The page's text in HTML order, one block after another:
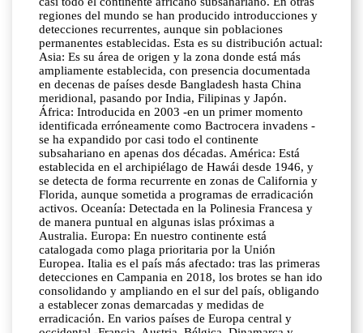
regiones del mundo se han producido introducciones y
detecciones recurrentes, aunque sin poblaciones
permanentes establecidas. Esta es su distribución actual:
Asia: Es su área de origen y la zona donde está más
ampliamente establecida, con presencia documentada
en decenas de países desde Bangladesh hasta China
meridional, pasando por India, Filipinas y Japón.
África: Introducida en 2003 -en un primer momento
identificada erróneamente como Bactrocera invadens -
se ha expandido por casi todo el continente
subsahariano en apenas dos décadas. América: Está
establecida en el archipiélago de Hawái desde 1946, y
se detecta de forma recurrente en zonas de California y
Florida, aunque sometida a programas de erradicación
activos. Oceanía: Detectada en la Polinesia Francesa y
de manera puntual en algunas islas próximas a
Australia. Europa: En nuestro continente está
catalogada como plaga prioritaria por la Unión
Europea. Italia es el país más afectado: tras las primeras
detecciones en Campania en 2018, los brotes se han ido
consolidando y ampliando en el sur del país, obligando
a establecer zonas demarcadas y medidas de
erradicación. En varios países de Europa central y